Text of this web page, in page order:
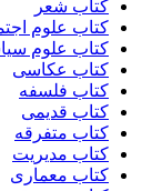
کتاب شعر
کتاب علوم
کتاب علوم
کتاب عکاسی
کتاب فلسفه
کتاب قدیمی
کتاب متفرقه
کتاب مدیریت
کتاب معماری